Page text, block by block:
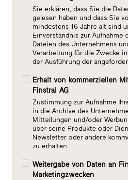
Sie erklären, dass Sie die
gelesen haben und dass Sie
mindestens 16 Jahre alt sind
Einverständnis zur Aufnahme
Dateien des Unternehmens
Verarbeitung für die Zwecke
der Ausführung der
Erhalt von kommerziellen
Finstral AG
Zustimmung zur Aufnahme
in die Archive des
Mitteilungen und/oder
über seine Produkte oder
Newsletter oder andere
zu erhalten
Weitergabe von Daten an
Marketingzwecken